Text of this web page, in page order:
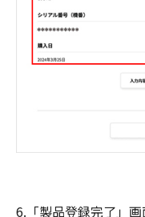
6.「製品登録完了」画